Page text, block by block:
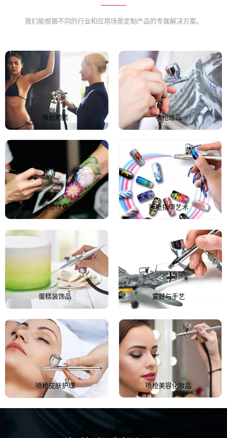
我们能根据不同的行业和应用场景定制产品的专属解决方案。
喷枪晒黑 喷枪绘画
喷枪纹身 喷枪指甲艺术
蛋糕装饰品 爱好与手艺
喷枪皮肤护理 喷枪美容化妆品